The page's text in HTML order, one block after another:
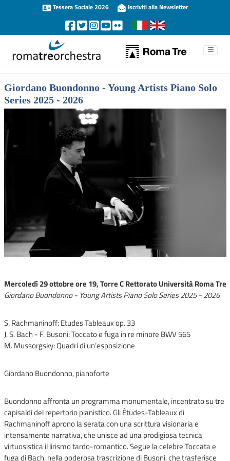
Tessera Sociale 2026 Iscriviti alla Newsletter
Giordano Buondonno - Young Artists Piano Solo
Series 2025 - 2026
Mercoledì 29 ottobre ore 19, Torre C Rettorato Università Roma Tre
Giordano Buondonno - Young Artists Piano Solo Series 2025 - 2026
S. Rachmaninoff: Etudes Tableaux op. 33
J. S. Bach - F. Busoni: Toccato e fuga in re minore BWV 565
M. Mussorgsky: Quadri di un’esposizione
Giordano Buondonno, pianoforte
Buondonno affronta un programma monumentale, incentrato su tre
capisaldi del repertorio pianistico. Gli Études-Tableaux di
Rachmaninoff aprono la serata con una scrittura visionaria e
intensamente narrativa, che unisce ad una prodigiosa tecnica
virtuosistica il lirismo tardo-romantico. Segue la celebre Toccata e
fuga di Bach, nella poderosa trascrizione di Busoni, che trasferisce